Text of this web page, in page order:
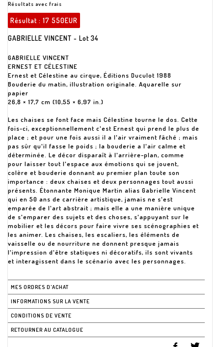
Résultats avec frais
Résultat : 17 550EUR
GABRIELLE VINCENT - Lot 34
GABRIELLE VINCENT
ERNEST ET CÉLESTINE
Ernest et Célestine au cirque, Éditions Duculot 1988
Bouderie du matin, illustration originale. Aquarelle sur
papier
26,8 × 17,7 cm (10,55 × 6,97 in.)
Les chaises se font face mais Célestine tourne le dos. Cette
fois-ci, exceptionnellement c'est Ernest qui prend le plus de
place ; et pour une fois aussi il a l'air vraiment fâché ; mais
pas sûr qu'il fasse le poids ; la bouderie a l'air calme et
déterminée. Le décor disparaît à l'arrière-plan, comme
pour laisser tout l'espace aux émotions qui se jouent,
colère et bouderie donnant au premier plan toute son
importance : deux chaises et deux personnages tout aussi
présents. Étonnante Monique Martin alias Gabrielle Vincent
qui en 50 ans de carrière artistique, jamais ne s'est
emparée de l'art abstrait ; mais elle a une manière unique
de s'emparer des sujets et des choses, s'appuyant sur le
mobilier et les décors pour faire vivre ses scénographies et
les animer. Les chaises, les escaliers, les éléments de
vaisselle ou de nourriture ne donnent presque jamais
l'impression d'être statiques ni décoratifs, ils sont vivants
MES ORDRES D'ACHAT
INFORMATIONS SUR LA VENTE
CONDITIONS DE VENTE
RETOURNER AU CATALOGUE